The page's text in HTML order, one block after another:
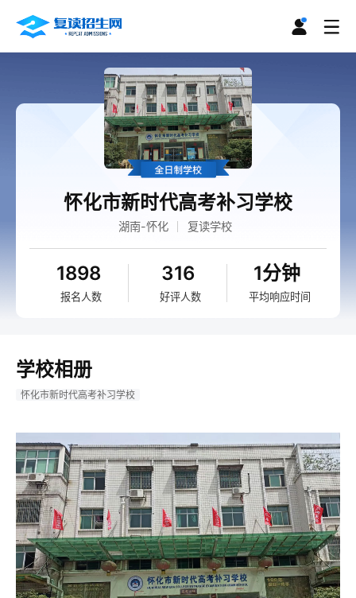
怀化市新时代高考补习学校
湖南-怀化 复读学校
1898
报名人数
316
好评人数
1分钟
平均响应时间
学校相册
怀化市新时代高考补习学校